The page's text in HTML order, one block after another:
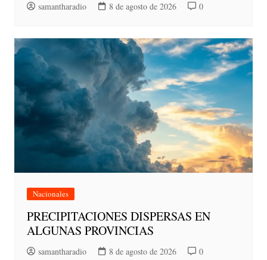
samantharadio 8 de agosto de 2026 0
Nacionales
PRECIPITACIONES DISPERSAS EN
ALGUNAS PROVINCIAS
samantharadio 8 de agosto de 2026 0